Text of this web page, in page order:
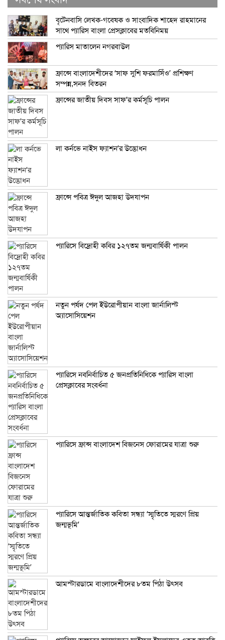
বৃটেনবাসি লেখক-গবেষক ও সাংবাদিক শাহেদ রাহমানের
সাথে প্যারিস বাংলা প্রেসক্লাবের মতবিনিময়
প্যারিস মাতালেন নগরবাউল
ফ্রান্সে বাংলাদেশীদের ‘সাফ সুশি ফরমাসিঁও’ প্রশিক্ষণ
সম্পন্ন,সনদ বিতরন
ফ্রান্সের জাতীয় দিবস সাফ’র কর্মসূচি পালন
লা কর্নভে নাইস ফ্যাশন’র উদ্ভোধন
ফ্রান্সে পবিত্র ঈদুল আজহা উদযাপন
প্যারিসে বিদ্রোহী কবির ১২৭তম জন্মবার্ষিকী পালন
নতুন পর্ষদ পেল ইউরোপীয়ান বাংলা জার্নালিস্ট
অ্যাসোসিয়েশন
প্যারিসে নবনির্বাচিত ৫ জনপ্রতিনিধিকে প্যারিস বাংলা
প্রেসক্লাবের সংবর্ধনা
প্যারিসে ফ্রান্স বাংলাদেশ বিজনেস ফোরামের যাত্রা শুরু
প্যারিসে আন্তর্জাতিক কবিতা সন্ধ্যা ‘স্মৃতিতে স্মরণে প্রিয়
জন্মভূমি’
আমস্টারডামে বাংলাদেশীদের ৮তম পিঠা উৎসব